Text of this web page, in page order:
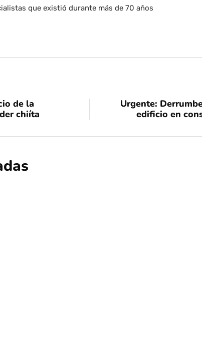
que existió durante más de 70 años
de la
chiíta
Urgente:
edificio en